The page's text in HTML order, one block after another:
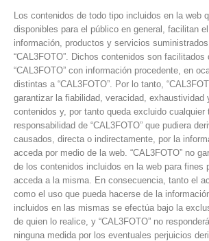
Los contenidos de todo tipo incluidos en la web
disponibles para el público en general, facilitan
información, productos y servicios
“CAL3FOTO”. Dichos contenidos son facilitados
“CAL3FOTO” con información procedente, en
distintas a “CAL3FOTO”. Por lo tanto,
garantizar la fiabilidad, veracidad, exhaustividad
contenidos y, por tanto queda excluido cualquier
responsabilidad de “CAL3FOTO” que pudiera
causados, directa o indirectamente, por la
acceda por medio de la web. “CAL3FOTO” no
de los contenidos incluidos en la web para fines
acceda a la misma. En consecuencia, tanto el
como el uso que pueda hacerse de la
incluidos en las mismas se efectúa bajo la
de quien lo realice, y “CAL3FOTO” no
ninguna medida por los eventuales perjuicios